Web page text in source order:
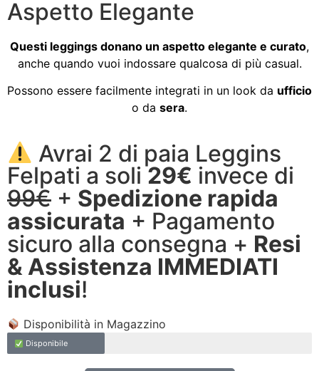
Aspetto Elegante
Questi leggings donano un aspetto elegante e curato,
anche quando vuoi indossare qualcosa di più casual.
Possono essere facilmente integrati in un look da ufficio
o da sera.
Avrai 2 di paia Leggins
Felpati a soli29€ invece di
99€ + Spedizione rapida
assicurata + Pagamento
sicuro alla consegna + Resi
& Assistenza IMMEDIATI
inclusi!
Disponibilità in Magazzino
Disponibile